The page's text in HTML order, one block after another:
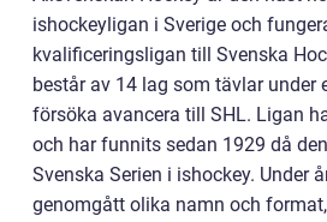
ishockeyligan i Sverige och
kvalificeringsligan till Svenska
består av 14 lag som tävlar under
försöka avancera till SHL. Ligan
och har funnits sedan 1929 då
Svenska Serien i ishockey. Under
genomgått olika namn och